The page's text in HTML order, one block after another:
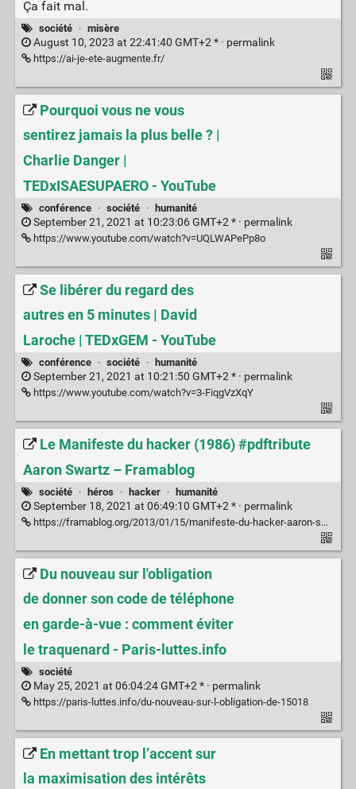
Ça fait mal.
société · misère
August 10, 2023 at 22:41:40 GMT+2 * · permalink
https://ai-je-ete-augmente.fr/
Pourquoi vous ne vous
sentirez jamais la plus belle ? |
Charlie Danger |
TEDxISAESUPAERO - YouTube
conférence · société · humanité
September 21, 2021 at 10:23:06 GMT+2 * · permalink
https://www.youtube.com/watch?v=UQLWAPePp8o
Se libérer du regard des
autres en 5 minutes | David
Laroche | TEDxGEM - YouTube
conférence · société · humanité
September 21, 2021 at 10:21:50 GMT+2 * · permalink
https://www.youtube.com/watch?v=3-FiqgVzXqY
Le Manifeste du hacker (1986) #pdftribute
Aaron Swartz – Framablog
société · héros · hacker · humanité
September 18, 2021 at 06:49:10 GMT+2 * · permalink
https://framablog.org/2013/01/15/manifeste-du-hacker-aaron-swartz/
Du nouveau sur l'obligation
de donner son code de téléphone
en garde-à-vue : comment éviter
le traquenard - Paris-luttes.info
société
May 25, 2021 at 06:04:24 GMT+2 * · permalink
https://paris-luttes.info/du-nouveau-sur-l-obligation-de-15018
En mettant trop l’accent sur
la maximisation des intérêts